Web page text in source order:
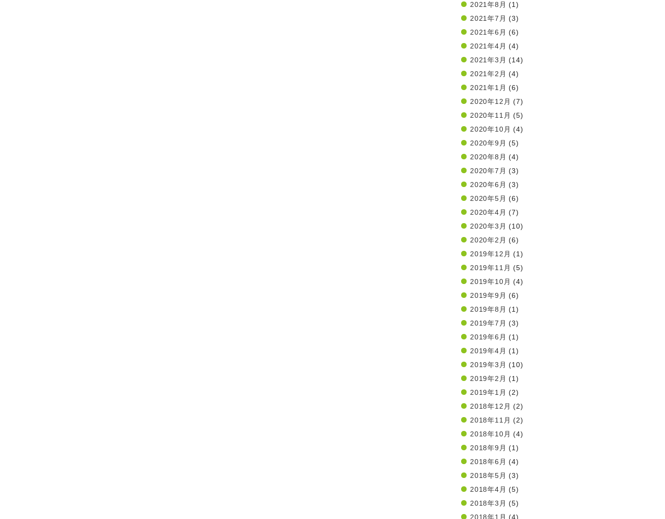
2021年8月 (1)
2021年7月 (3)
2021年6月 (6)
2021年4月 (4)
2021年3月 (14)
2021年2月 (4)
2021年1月 (6)
2020年12月 (7)
2020年11月 (5)
2020年10月 (4)
2020年9月 (5)
2020年8月 (4)
2020年7月 (3)
2020年6月 (3)
2020年5月 (6)
2020年4月 (7)
2020年3月 (10)
2020年2月 (6)
2019年12月 (1)
2019年11月 (5)
2019年10月 (4)
2019年9月 (6)
2019年8月 (1)
2019年7月 (3)
2019年6月 (1)
2019年4月 (1)
2019年3月 (10)
2019年2月 (1)
2019年1月 (2)
2018年12月 (2)
2018年11月 (2)
2018年10月 (4)
2018年9月 (1)
2018年6月 (4)
2018年5月 (3)
2018年4月 (5)
2018年3月 (5)
2018年1月 (4)